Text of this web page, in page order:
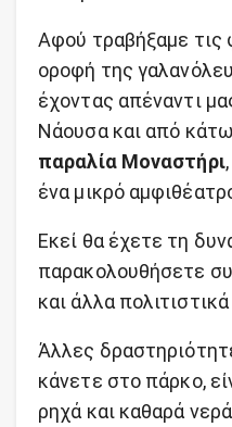
Αφού τραβήξαμε τις
οροφή της
έχοντας απέναντι
Νάουσα και από
παραλία Μοναστήρι
ένα μικρό
Εκεί θα έχετε τη
παρακολουθήσετε
και άλλα
Άλλες
κάνετε στο πάρκο,
ρηχά και καθαρά